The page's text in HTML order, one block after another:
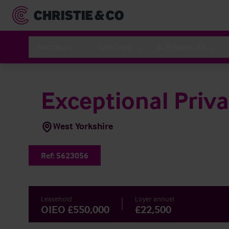
Exceptional
West Yorkshire
Ref: 5623056
Leasehold
OIEO £550,000
Loyer annuel
£22,500